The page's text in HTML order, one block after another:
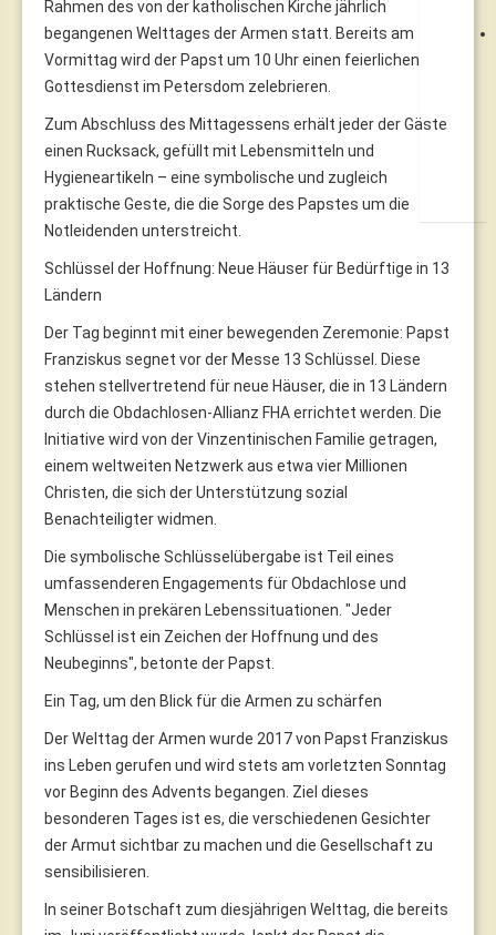
Rahmen des von der katholischen Kirche jährlich
begangenen Welttages der Armen statt. Bereits am
Vormittag wird der Papst um 10 Uhr einen feierlichen
Gottesdienst im Petersdom zelebrieren.
Zum Abschluss des Mittagessens erhält jeder der Gäste
einen Rucksack, gefüllt mit Lebensmitteln und
Hygieneartikeln – eine symbolische und zugleich
praktische Geste, die die Sorge des Papstes um die
Notleidenden unterstreicht.
Schlüssel der Hoffnung: Neue Häuser für Bedürftige in 13
Ländern
Der Tag beginnt mit einer bewegenden Zeremonie: Papst
Franziskus segnet vor der Messe 13 Schlüssel. Diese
stehen stellvertretend für neue Häuser, die in 13 Ländern
durch die Obdachlosen-Allianz FHA errichtet werden. Die
Initiative wird von der Vinzentinischen Familie getragen,
einem weltweiten Netzwerk aus etwa vier Millionen
Christen, die sich der Unterstützung sozial
Benachteiligter widmen.
Die symbolische Schlüsselübergabe ist Teil eines
umfassenderen Engagements für Obdachlose und
Menschen in prekären Lebenssituationen. "Jeder
Schlüssel ist ein Zeichen der Hoffnung und des
Neubeginns", betonte der Papst.
Ein Tag, um den Blick für die Armen zu schärfen
Der Welttag der Armen wurde 2017 von Papst Franziskus
ins Leben gerufen und wird stets am vorletzten Sonntag
vor Beginn des Advents begangen. Ziel dieses
besonderen Tages ist es, die verschiedenen Gesichter
der Armut sichtbar zu machen und die Gesellschaft zu
sensibilisieren.
In seiner Botschaft zum diesjährigen Welttag, die bereits